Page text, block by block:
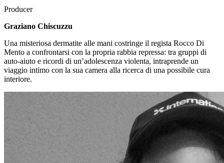
Producer
Graziano Chiscuzzu
Una misteriosa dermatite alle mani costringe il regista Rocco Di
Mento a confrontarsi con la propria rabbia repressa: tra gruppi di
auto-aiuto e ricordi di un’adolescenza violenta, intraprende un
viaggio intimo con la sua camera alla ricerca di una possibile cura
interiore.